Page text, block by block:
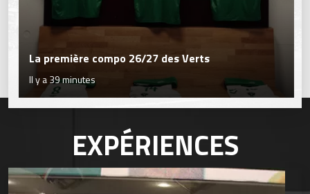
La première compo 26/27 des Verts
Il y a 39 minutes
EXPÉRIENCES